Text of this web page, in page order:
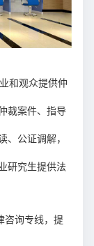
和观众提供仲
裁案件、指导
、公证调解，
研究生提供法
咨询专线，提